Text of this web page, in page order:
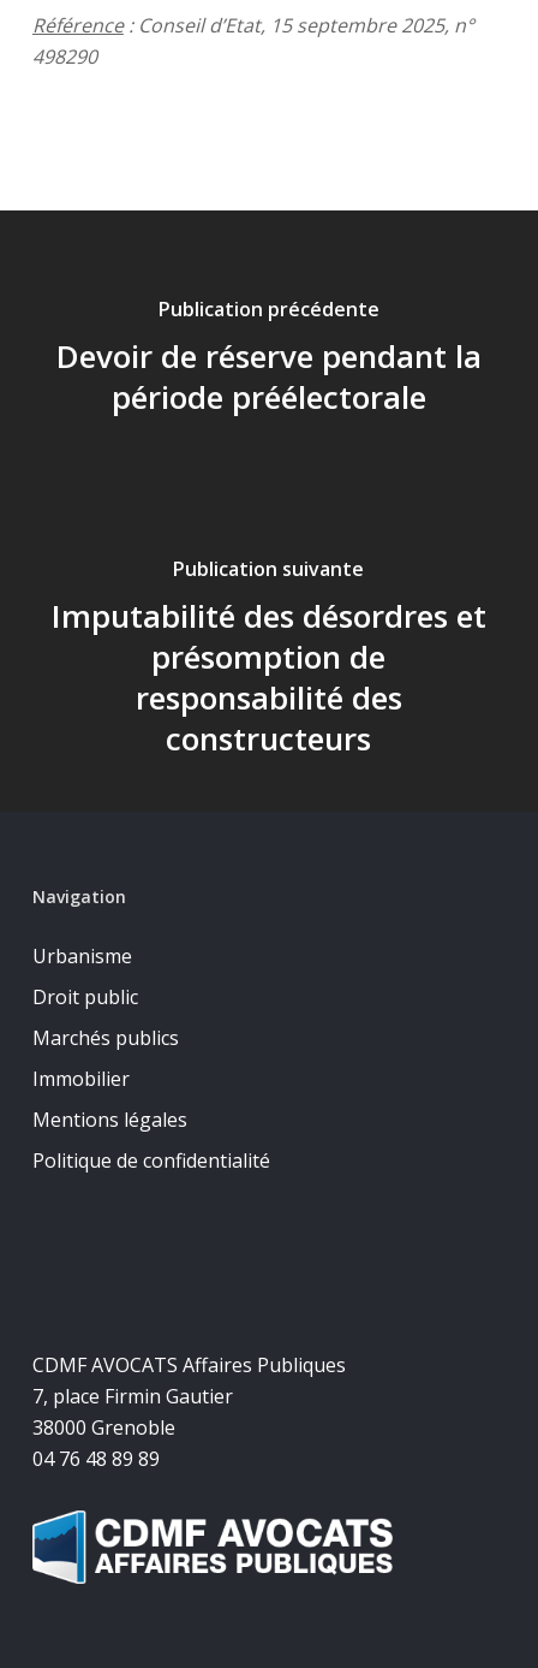
Référence: Conseil d’Etat, 15 septembre 2025, n°
498290
Publication précédente
Devoir de réserve pendant la
période préélectorale
Publication suivante
Imputabilité des désordres et
présomption de
responsabilité des
constructeurs
Navigation
Urbanisme
Droit public
Marchés publics
Immobilier
Mentions légales
Politique de confidentialité
CDMF AVOCATS Affaires Publiques
7, place Firmin Gautier
38000 Grenoble
04 76 48 89 89